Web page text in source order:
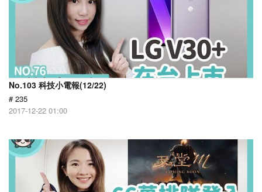
No.103 科技小電報(12/22)
# 235
2017-12-22 01:00